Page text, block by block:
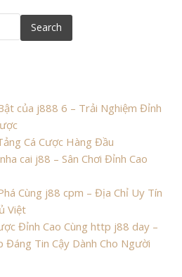
Search
của j888 6 – Trải Nghiệm Đỉnh
Cá Cược Hàng Đầu
cai j88 – Sân Chơi Đỉnh Cao
Cùng j88 cpm – Địa Chỉ Uy Tín
Việt
Đỉnh Cao Cùng http j88 day –
Đáng Tin Cậy Dành Cho Người